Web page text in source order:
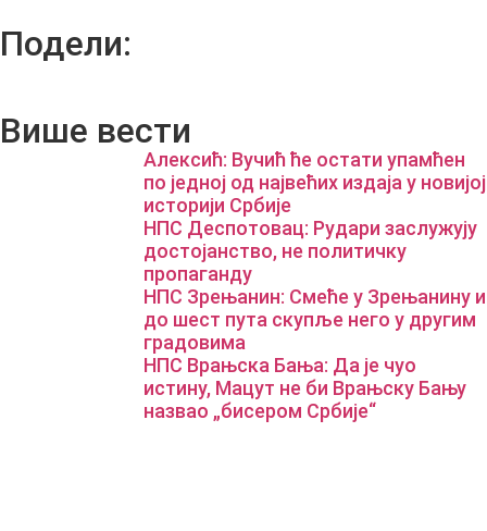
Подели:
Више вести
Алексић: Вучић ће остати упамћен
по једној од највећих издаја у новијој
историји Србије
НПС Деспотовац: Рудари заслужују
достојанство, не политичку
пропаганду
НПС Зрењанин: Смеће у Зрењанину и
до шест пута скупље него у другим
градовима
НПС Врањска Бања: Да је чуо
истину, Мацут не би Врањску Бању
назвао „бисером Србије“